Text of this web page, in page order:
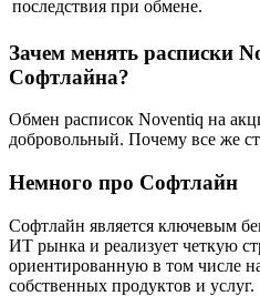
последствия при обмене.
Зачем менять расписки
Софтлайна?
Обмен расписок Noventiq на
добровольный. Почему все же
Немного про Софтлайн
Софтлайн является ключевым
ИТ рынка и реализует четкую
ориентированную в том числе
собственных продуктов и услуг.